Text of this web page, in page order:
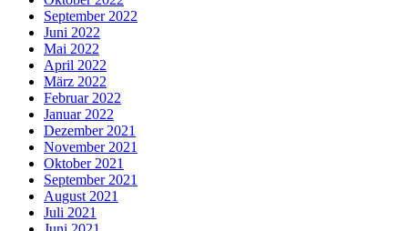
September 2022
Juni 2022
Mai 2022
April 2022
März 2022
Februar 2022
Januar 2022
Dezember 2021
November 2021
Oktober 2021
September 2021
August 2021
Juli 2021